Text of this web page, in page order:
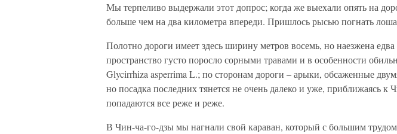
Мы терпеливо выдержали этот допрос; когда же выехали опять на
больше чем на два километра впереди. Пришлось рысью погнать
Полотно дороги имеет здесь ширину метров восемь, но наезжена
пространство густо поросло сорными травами и в особенности
Glycirrhiza asperrima L.; по сторонам дороги – арыки, обсаженные
но посадка последних тянется не очень далеко и уже, приближаясь к
попадаются все реже и реже.
В Чин-ча-го-дзы мы нагнали свой караван, который с большим